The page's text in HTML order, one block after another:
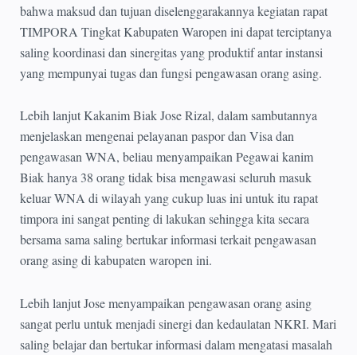
bahwa maksud dan tujuan diselenggarakannya kegiatan rapat
TIMPORA Tingkat Kabupaten Waropen ini dapat terciptanya
saling koordinasi dan sinergitas yang produktif antar instansi
yang mempunyai tugas dan fungsi pengawasan orang asing.
Lebih lanjut Kakanim Biak Jose Rizal, dalam sambutannya
menjelaskan mengenai pelayanan paspor dan Visa dan
pengawasan WNA, beliau menyampaikan Pegawai kanim
Biak hanya 38 orang tidak bisa mengawasi seluruh masuk
keluar WNA di wilayah yang cukup luas ini untuk itu rapat
timpora ini sangat penting di lakukan sehingga kita secara
bersama sama saling bertukar informasi terkait pengawasan
orang asing di kabupaten waropen ini.
Lebih lanjut Jose menyampaikan pengawasan orang asing
sangat perlu untuk menjadi sinergi dan kedaulatan NKRI. Mari
saling belajar dan bertukar informasi dalam mengatasi masalah